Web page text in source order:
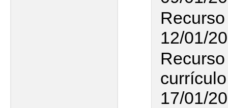
12/01/
17/01/